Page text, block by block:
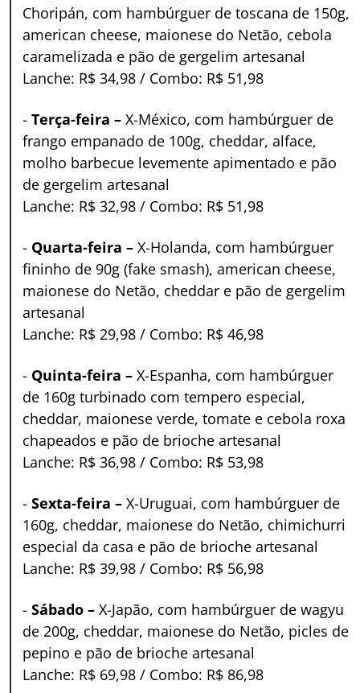
Choripán, com hambúrguer de toscana de 150g,
american cheese, maionese do Netão, cebola
caramelizada e pão de gergelim artesanal
Lanche: R$ 34,98 / Combo: R$ 51,98
- Terça-feira – X-México, com hambúrguer de
frango empanado de 100g, cheddar, alface,
molho barbecue levemente apimentado e pão
de gergelim artesanal
Lanche: R$ 32,98 / Combo: R$ 51,98
- Quarta-feira – X-Holanda, com hambúrguer
fininho de 90g (fake smash), american cheese,
maionese do Netão, cheddar e pão de gergelim
artesanal
Lanche: R$ 29,98 / Combo: R$ 46,98
- Quinta-feira – X-Espanha, com hambúrguer
de 160g turbinado com tempero especial,
cheddar, maionese verde, tomate e cebola roxa
chapeados e pão de brioche artesanal
Lanche: R$ 36,98 / Combo: R$ 53,98
- Sexta-feira – X-Uruguai, com hambúrguer de
160g, cheddar, maionese do Netão, chimichurri
especial da casa e pão de brioche artesanal
Lanche: R$ 39,98 / Combo: R$ 56,98
- Sábado – X-Japão, com hambúrguer de wagyu
de 200g, cheddar, maionese do Netão, picles de
pepino e pão de brioche artesanal
Lanche: R$ 69,98 / Combo: R$ 86,98